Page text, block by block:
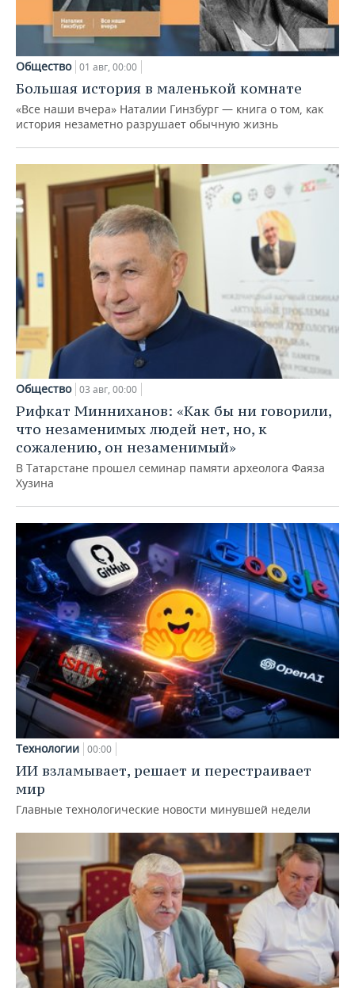
Общество 01 авг, 00:00
Большая история в маленькой комнате
«Все наши вчера» Наталии Гинзбург — книга о том, как
история незаметно разрушает обычную жизнь
Общество 03 авг, 00:00
Рифкат Минниханов: «Как бы ни говорили,
что незаменимых людей нет, но, к
сожалению, он незаменимый»
В Татарстане прошел семинар памяти археолога Фаяза
Хузина
Технологии 00:00
ИИ взламывает, решает и перестраивает
мир
Главные технологические новости минувшей недели